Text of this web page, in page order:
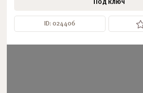
Под ключ
ID: 024406